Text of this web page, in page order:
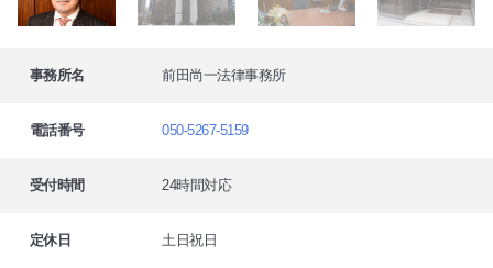
事務所名 前田尚一法律事務所
電話番号 050-5267-5159
受付時間 24時間対応
定休日 土日祝日